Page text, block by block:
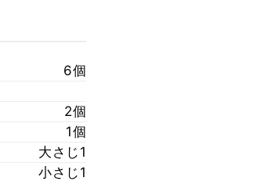
6個
2個
1個
大さじ1
小さじ1